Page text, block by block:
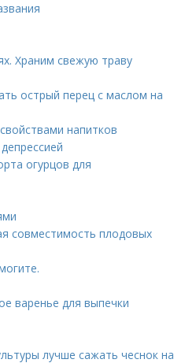
Храним свежую траву
острый перец с маслом на
напитков
огурцов для
совместимость плодовых
варенье для выпечки
лучше сажать чеснок на